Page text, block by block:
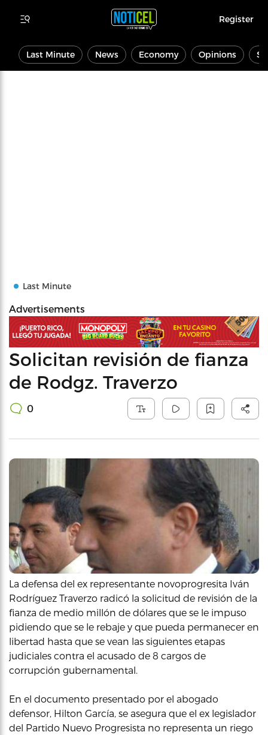
Register
Last Minute News Economy Opinions
Last Minute
Advertisements
Solicitan revisión de fianza
de Rodgz. Traverzo
0
La defensa del ex representante novoprogresita Iván
Rodríguez Traverzo radicó la solicitud de revisión de la
fianza de medio millón de dólares que se le impuso
pidiendo que se le rebaje y que pueda permanecer en
libertad hasta que se vean las siguientes etapas
judiciales contra el acusado de 8 cargos de
corrupción gubernamental.
En el documento presentado por el abogado
defensor, Hilton García, se asegura que el ex legislador
del Partido Nuevo Progresista no representa un riego